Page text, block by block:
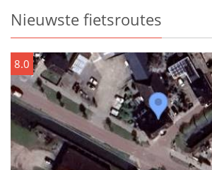
Nieuwste fietsroutes
8.0